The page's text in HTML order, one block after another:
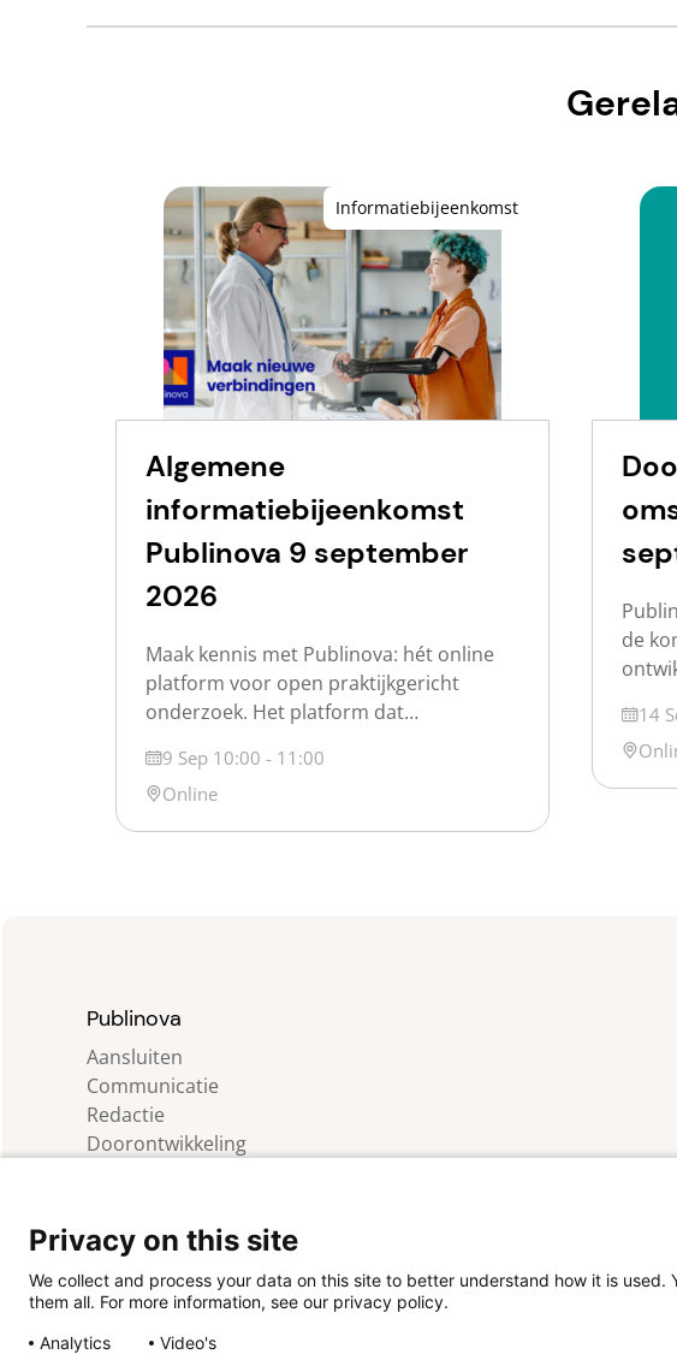
Algemene
informatiebijeenkomst
Publinova 9 september
2026
Maak kennis met Publinova: hét online
platform voor open praktijkgericht
onderzoek. Het platform dat
vindbaar en zichtbaar maakt. Publinova
is een samenwerking tussen de
Nederlandse hogescholen, de Vereniging
Datum
9 Sep 10:00 - 11:00
Locatie
Online
Informatiebijeenkomst
de
we
Datum
14
Publinova
Aansluiten
Communicatie
Redactie
Doorontwikkeling
Contact
Privacy on this site
We collect and process your data on this site to better understand how it is
them all. For more information, see our privacy policy.
Analytics
Video's